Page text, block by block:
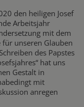
den heiligen Josef
Arbeitsjahr
mit dem
für unseren Glauben
des Papstes
hat uns
Gestalt in
mit
anregen